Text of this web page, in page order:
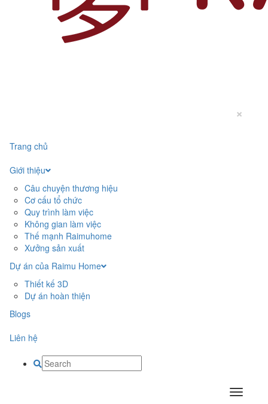
×
Trang chủ
Giới thiệu
Câu chuyện thương hiệu
Cơ cấu tổ chức
Quy trình làm việc
Không gian làm việc
Thế mạnh Raimuhome
Xưởng sản xuất
Dự án của Raimu Home
Thiết kế 3D
Dự án hoàn thiện
Blogs
Liên hệ